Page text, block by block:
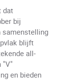
dat
bij
samenstelling
blijft
all-
"V"
en bieden